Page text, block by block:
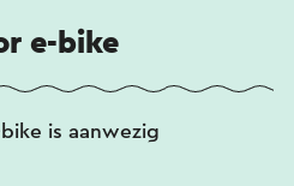
e-bike
is aanwezig